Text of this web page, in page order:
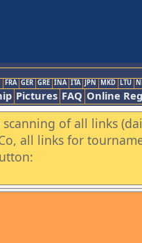
FRA GER GRE INA ITA JPN MKD LTU
Pictures FAQ Online
of all links
all links for